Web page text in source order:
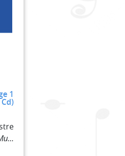
1
IMP (International Music Publisher)